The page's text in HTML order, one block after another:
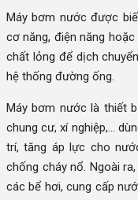
Máy bơm nước được
cơ năng, điện năng
chất lỏng để dịch
hệ thống đường ống.
Máy bơm nước là thiết
chung cư, xí nghiệp,...
trí, tăng áp lực cho
chống cháy nổ. Ngoài
các bể hơi, cung cấp